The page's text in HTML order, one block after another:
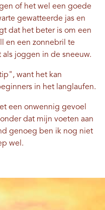
of het wel een goede
gewatteerde jas en
dat het beter is om een
en een zonnebril te
als joggen in de sneeuw.
want het kan
in het langlaufen.
een onwennig gevoel
dat mijn voeten aan
genoeg ben ik nog niet
wel.